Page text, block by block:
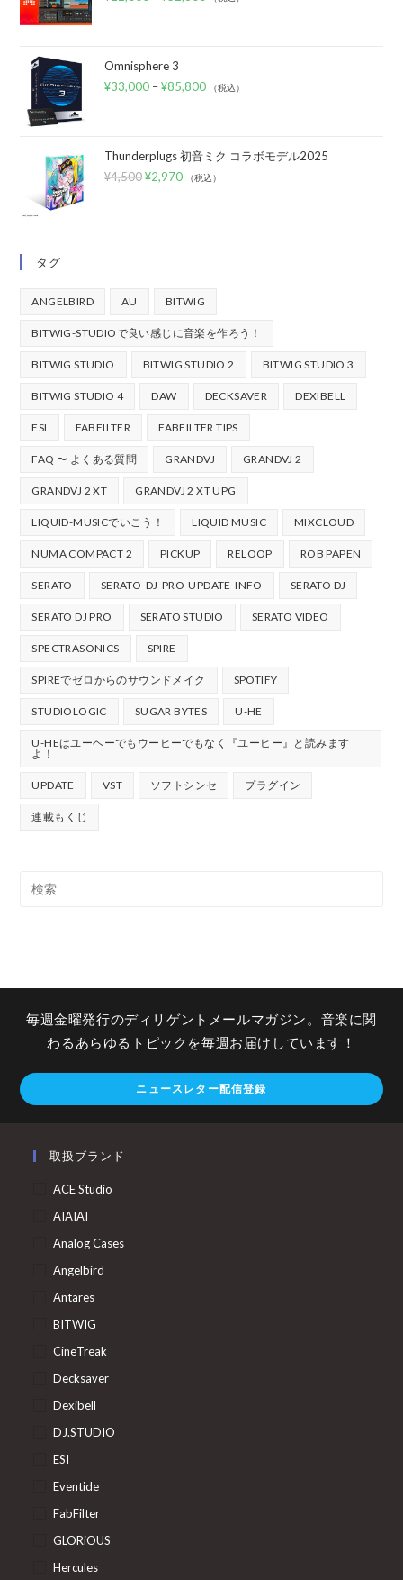
Omnisphere 3
¥33,000 –¥85,800 （税込）
Thunderplugs 初音ミク コラボモデル2025
¥4,500 ¥2,970 （税込）
タグ
ANGELBIRD AU BITWIG
BITWIG-STUDIOで良い感じに音楽を作ろう！
BITWIG STUDIO BITWIG STUDIO 2 BITWIG STUDIO 3
BITWIG STUDIO 4 DAW DECKSAVER DEXIBELL
ESI FABFILTER FABFILTER TIPS
FAQ 〜 よくある質問 GRANDVJ GRANDVJ 2
GRANDVJ 2 XT GRANDVJ 2 XT UPG
LIQUID-MUSICでいこう！ LIQUID MUSIC MIXCLOUD
NUMA COMPACT 2 PICKUP RELOOP ROB PAPEN
SERATO SERATO-DJ-PRO-UPDATE-INFO SERATO DJ
SERATO DJ PRO SERATO STUDIO SERATO VIDEO
SPECTRASONICS SPIRE
SPIREでゼロからのサウンドメイク SPOTIFY
STUDIOLOGIC SUGAR BYTES U-HE
U-HEはユーヘーでもウーヒーでもなく『ユーヒー』と読みます
よ！
UPDATE VST ソフトシンセ プラグイン
連載もくじ
毎週金曜発行のディリゲントメールマガジン。音楽に関
わるあらゆるトピックを毎週お届けしています！
ニュースレター配信登録
取扱ブランド
ACE Studio
AIAIAI
Analog Cases
Angelbird
Antares
BITWIG
CineTreak
Decksaver
Dexibell
DJ.STUDIO
ESI
Eventide
FabFilter
GLORiOUS
Hercules